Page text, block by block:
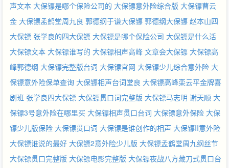
声文本 大保镖是哪个保险公司的 大保镖意外险综合版 大保镖曹云
金 大保镖孟鹤堂周九良 郭德纲于谦大保镖 郭德纲大保镖 赵本山四
大保镖 张学良的四大保镖 大保镖是哪个保险公司 大保镖是什么活
大保镖文本 大保镖谁写的 大保镖相声高峰 文章会大保镖 大保镖高
峰郭德纲 大保镖完整版台词 大保镖官网 大保镖少儿综合意外险 大
保镖意外险保单查询 大保镖相声台词堂良 大保镖高峰栾云平金牌喜
剧班 张学良四大保镖 大保镖贯口词完整版 大保镖马志明 谢天顺 大
保镖3号意外险在哪里买 大保镖相声贯口台词 大保镖意外保险 大保
镖少儿版保险 大保镖贯口词 大保镖是谁创作的相声 大保镖II意外险
大保镖谁说的最好 大保镖2意外险少儿版 大保镖孟鹤堂周九纲丝节
大保镖贯口完整版 大保镖电影完整版 大保镖夜战八方藏刀式贯口台